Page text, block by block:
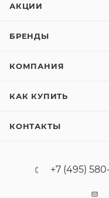
АКЦИИ
БРЕНДЫ
КОМПАНИЯ
КАК КУПИТЬ
КОНТАКТЫ
+7 (495)